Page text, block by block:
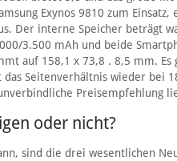
Exynos 9810 zum
Der interne Speicher beträgt
3.500 mAh und beide
auf 158,1 x 73,8 . 8,5 mm. Es
Seitenverhältnis wieder bei
Preisempfehlung
oder nicht?
sind die drei wesentlichen